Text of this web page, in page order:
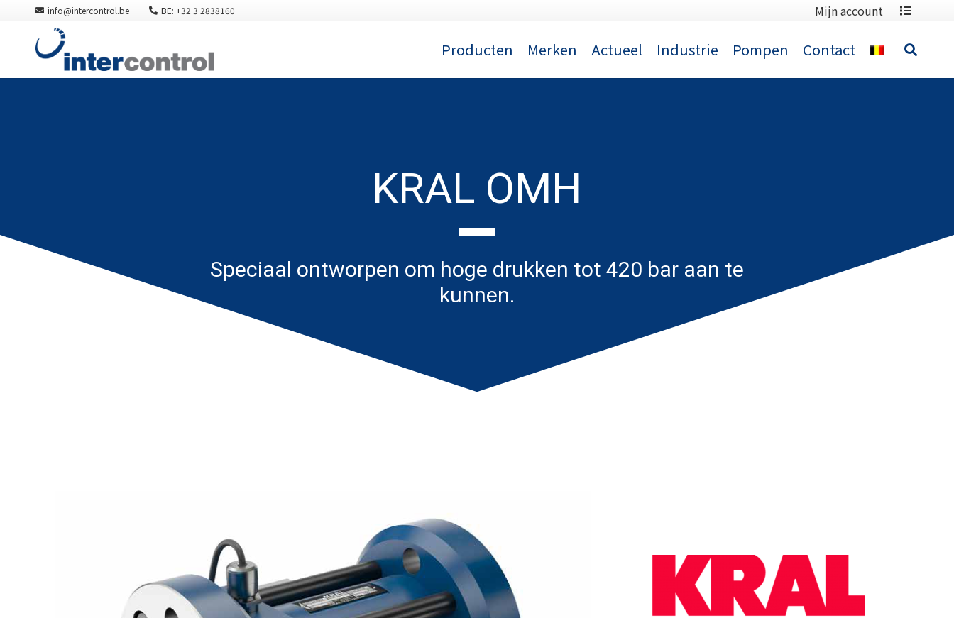
info@intercontrol.be BE: +32 3 2838160 Mijn account
Producten Merken Actueel Industrie Pompen Contact
KRAL OMH
Speciaal ontworpen om hoge drukken tot 420 bar aan te
kunnen.